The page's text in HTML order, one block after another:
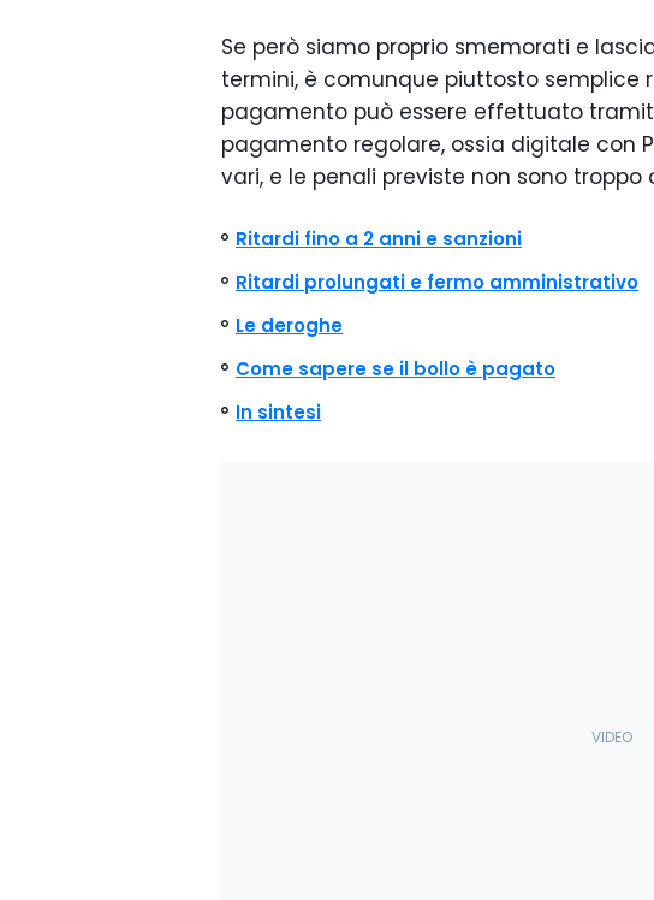
Se però siamo proprio smemorati e
termini, è comunque piuttosto semplice
pagamento può essere effettuato
pagamento regolare, ossia digitale con
vari, e le penali previste non sono troppo
Ritardi fino a 2 anni e sanzioni
Ritardi prolungati e fermo amministrativo
Le deroghe
Come sapere se il bollo è pagato
In sintesi